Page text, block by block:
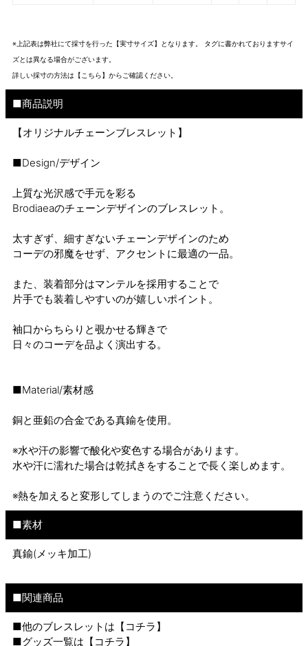
※上記表は弊社にて採寸を行った【実寸サイズ】となります。 タグに書かれておりますサイ
ズとは異なる場合がございます。
詳しい採寸の方法は 【こちら】から ご確認ください。
■商品説明
【オリジナルチェーンブレスレット】
■Design/デザイン
上質な光沢感で手元を彩る
Brodiaeaのチェーンデザインのブレスレット。
太すぎず、細すぎないチェーンデザインのため
コーデの邪魔をせず、アクセントに最適の一品。
また、装着部分はマンテルを採用することで
片手でも装着しやすいのが嬉しいポイント。
袖口からちらりと覗かせる輝きで
日々のコーデを品よく演出する。
■Material/素材感
銅と亜鉛の合金である真鍮を使用。
※水や汗の影響で酸化や変色する場合があります。
水や汗に濡れた場合は乾拭きをすることで長く楽しめます。
※熱を加えると変形してしまうのでご注意ください。
■素材
真鍮(メッキ加工)
■関連商品
■他のブレスレットは【 コチラ 】
■グッズ一覧は【 コチラ 】